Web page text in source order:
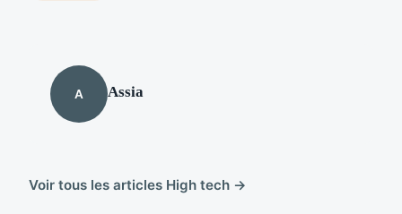
A Assia
Voir tous les articles High tech →